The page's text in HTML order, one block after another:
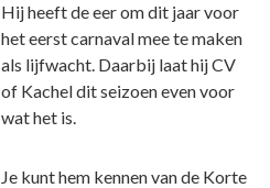
Hij heeft de eer om dit jaar voor
het eerst carnaval mee te maken
als lijfwacht. Daarbij laat hij CV
of Kachel dit seizoen even voor
wat het is.
Je kunt hem kennen van de Korte